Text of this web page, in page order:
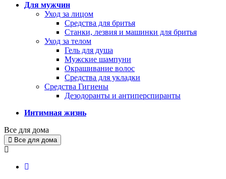
Для мужчин
Уход за лицом
Средства для бритья
Станки, лезвия и машинки для бритья
Уход за телом
Гель для душа
Мужские шампуни
Окрашивание волос
Средства для укладки
Средства Гигиены
Дезодоранты и антиперспиранты
Интимная жизнь
Все для дома
Все для дома